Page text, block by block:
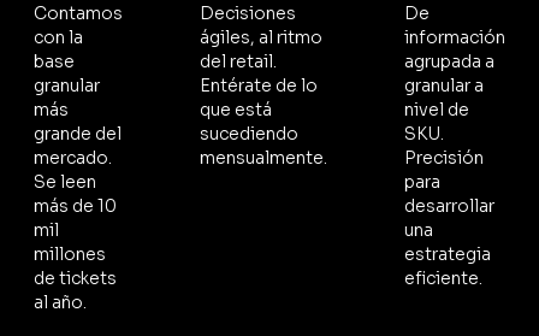
Contamos
con la
base
granular
más
grande del
mercado.
Se leen
más de 10
mil
millones
de tickets
al año.
Decisiones
ágiles, al ritmo
del retail.
Entérate de lo
que está
sucediendo
mensualmente.
De
información
agrupada a
granular a
nivel de
SKU.
Precisión
para
desarrollar
una
estrategia
eficiente.